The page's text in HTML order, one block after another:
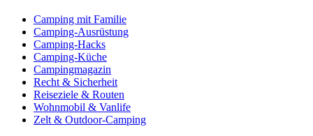
Camping mit Familie
Camping-Ausrüstung
Camping-Hacks
Camping-Küche
Campingmagazin
Recht & Sicherheit
Reiseziele & Routen
Wohnmobil & Vanlife
Zelt & Outdoor-Camping